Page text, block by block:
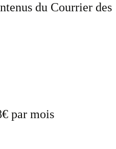
du Courrier des
par mois